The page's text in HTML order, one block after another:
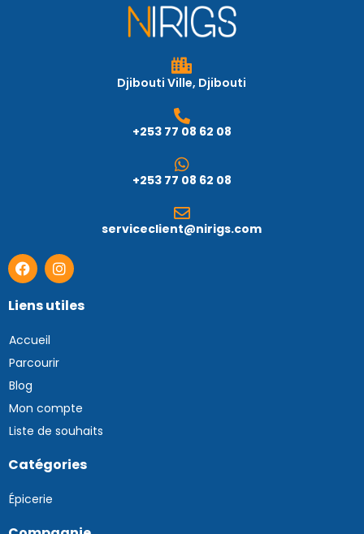
Djibouti Ville, Djibouti
+253 77 08 62 08
+253 77 08 62 08
serviceclient@nirigs.com
Liens utiles
Accueil
Parcourir
Blog
Mon compte
Liste de souhaits
Catégories
Épicerie